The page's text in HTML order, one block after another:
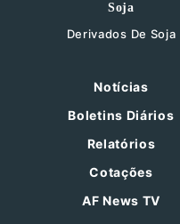
Soja
Derivados De Soja
Notícias
Boletins Diários
Relatórios
Cotações
AF News TV